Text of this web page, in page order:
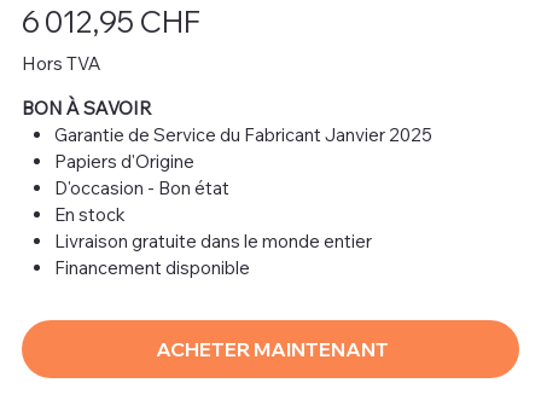
6 012,95 CHF
Hors TVA
BON À SAVOIR
Garantie de Service du Fabricant Janvier 2025
Papiers d'Origine
D'occasion - Bon état
En stock
Livraison gratuite dans le monde entier
Financement disponible
ACHETER MAINTENANT